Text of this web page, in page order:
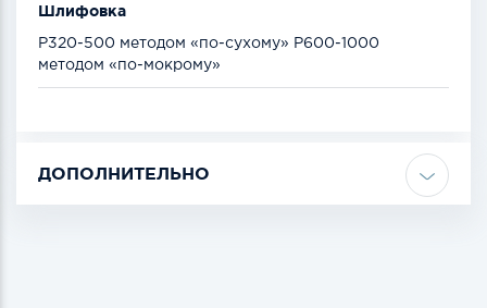
Шлифовка
Р320-500 методом «по-сухому» Р600-1000
методом «по-мокрому»
ДОПОЛНИТЕЛЬНО